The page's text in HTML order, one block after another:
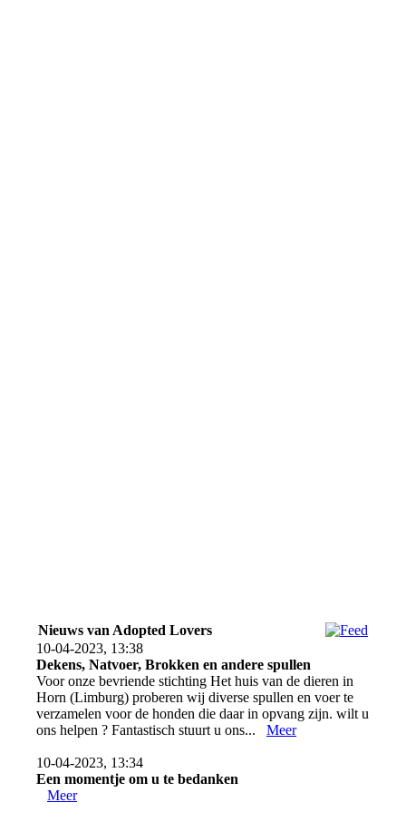
Nieuws van Adopted Lovers
10-04-2023, 13:38
Dekens, Natvoer, Brokken en andere spullen
Voor onze bevriende stichting Het huis van de dieren in
Horn (Limburg) proberen wij diverse spullen en voer te
verzamelen voor de honden die daar in opvang zijn. wilt u
ons helpen ? Fantastisch stuurt u ons... Meer
10-04-2023, 13:34
Een momentje om u te bedanken
Meer